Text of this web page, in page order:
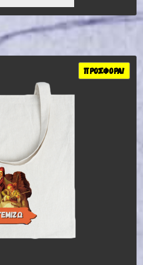
11,27 €. ΕΊΝΑΙ:
7,88 €.
ΠΡΟΣΦΟΡΆ!